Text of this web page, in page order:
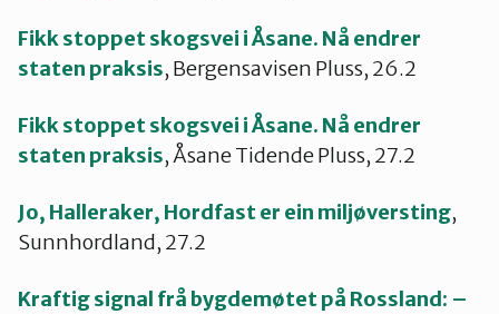
Fikk stoppet skogsvei i Åsane. Nå endrer
staten praksis, Bergensavisen Pluss, 26.2
Fikk stoppet skogsvei i Åsane. Nå endrer
staten praksis, Åsane Tidende Pluss, 27.2
Jo, Halleraker, Hordfast er ein miljøversting,
Sunnhordland, 27.2
Kraftig signal frå bygdemøtet på Rossland: –